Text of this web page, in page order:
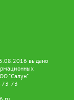
выдано
"Салун"
73-73